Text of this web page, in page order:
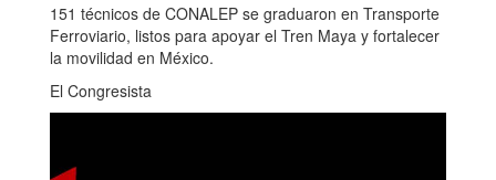
151 técnicos de CONALEP se graduaron en Transporte
Ferroviario, listos para apoyar el Tren Maya y fortalecer
la movilidad en México.
El Congresista